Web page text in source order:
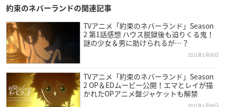
仙台放送：1月7日より毎週木曜26:25～
テレビ静岡：1月7日より毎週木曜26:00～
テレビ新広島・テレビ熊本：1月7日より毎週木曜26:30～
テレビ愛媛：1月7日より毎週木曜25:45～
長野放送：1月7日より毎週木曜25:30～
高知さんさんテレビ：1月14日より毎週木曜24:55～
山陰中央テレビ：1月11日より毎週月曜（時間調整中）
BSフジ：1月13日より毎週水曜24:30～
約束のネバーランドの関連記事
TVアニメ「約束のネバーランド」Season
2 第1話感想 ハウス脱獄後も迫りくる鬼！
謎の少女＆男に助けられるが…？
2021年1月08日
TVアニメ「約束のネバーランド」Season
2 OP＆EDムービー公開！エマとレイが描
かれたOPアニメ盤ジャケットも解禁
2021年1月08日